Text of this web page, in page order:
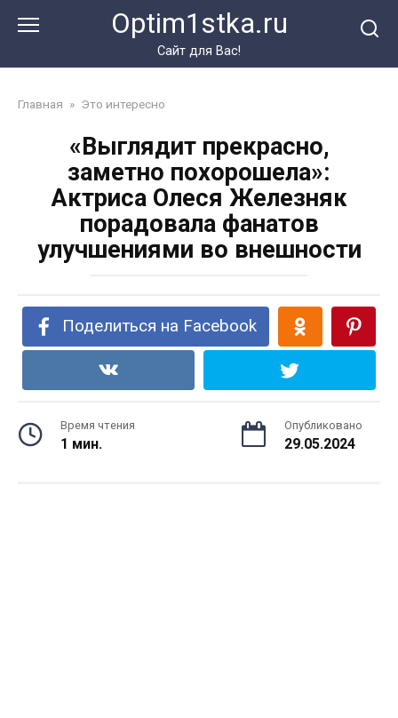
Optim1stka.ru
Сайт для Вас!
Главная » Это интересно
«Выглядит прекрасно,
заметно похорошела»:
Актриса Олеся Железняк
порадовала фанатов
улучшениями во внешности
Поделиться на Facebook
Время чтения
1 мин.
Опубликовано
29.05.2024